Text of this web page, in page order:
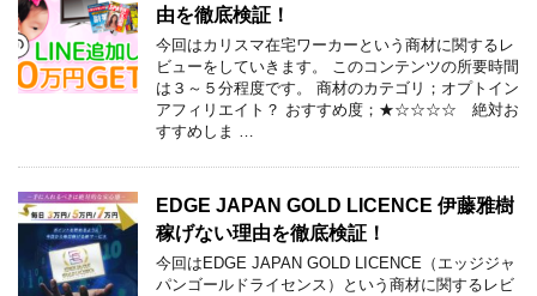
由を徹底検証！
今回はカリスマ在宅ワーカーという商材に関するレ
ビューをしていきます。 このコンテンツの所要時間
は３～５分程度です。 商材のカテゴリ；オプトイン
アフィリエイト？ おすすめ度；★☆☆☆☆ 絶対お
すすめしま …
EDGE JAPAN GOLD LICENCE 伊藤雅樹
稼げない理由を徹底検証！
今回はEDGE JAPAN GOLD LICENCE（エッジジャ
パンゴールドライセンス）という商材に関するレビ